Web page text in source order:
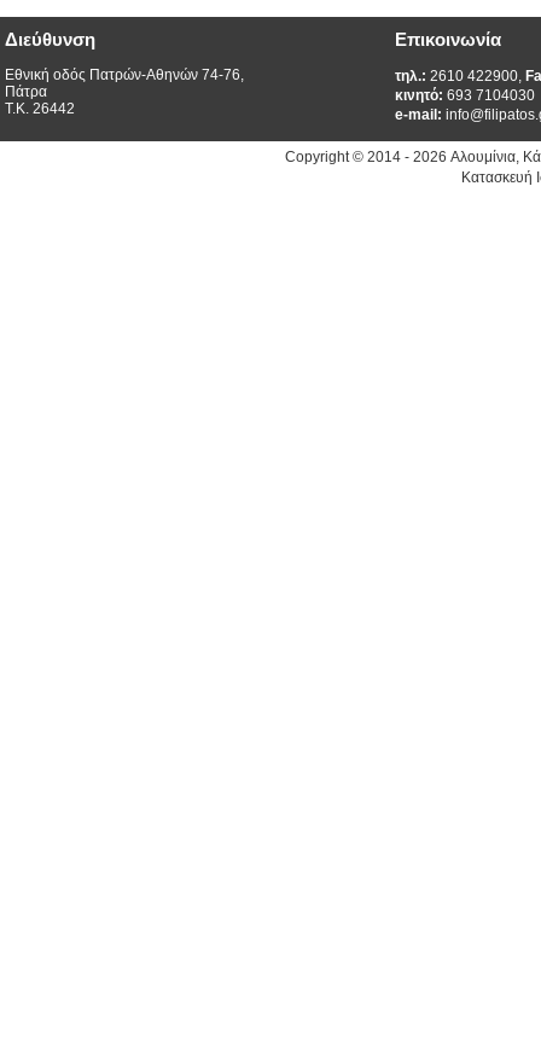
Διεύθυνση Επικοινωνία
Εθνική οδός Πατρών-Αθηνών 74-76,
Πάτρα
Τ.Κ. 26442
τηλ.: 2610 422900,
κινητό: 693 7104030
e-mail:
Copyright © 2014 - 2026 Αλουμίνια,
Κατασκευή